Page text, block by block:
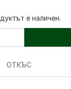
е наличен.
ОТКЪС